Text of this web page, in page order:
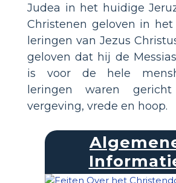
Judea in het huidige
Christenen geloven in
leringen van Jezus
geloven dat hij de
is voor de hele
leringen waren
vergeving, vrede en hoop.